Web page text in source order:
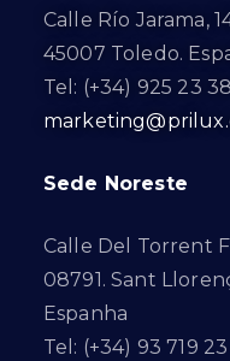
Calle Río Jarama,
45007 Toledo.
Tel: (+34) 925 23
Sede Noreste
Calle Del Torrent
08791. Sant
Espanha
Tel: (+34) 93 719